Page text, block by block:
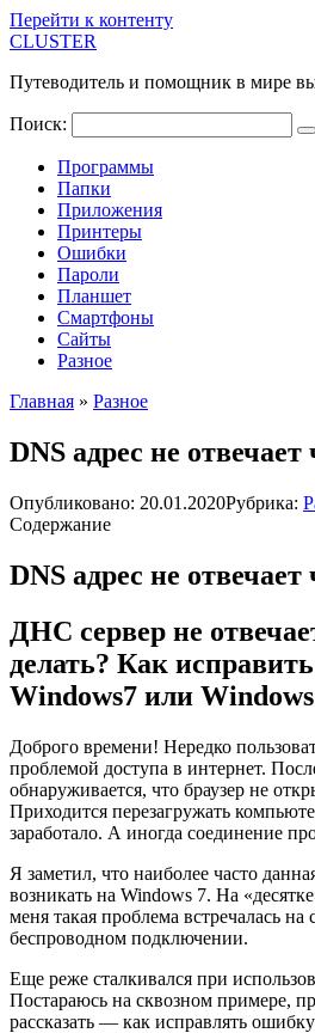
Перейти к контенту
CLUSTER
Путеводитель и помощник в мире
Поиск:
Программы
Папки
Приложения
Принтеры
Ошибки
Пароли
Планшет
Смартфоны
Сайты
Разное
Главная » Разное
DNS адрес не отвечает
Опубликовано: 20.01.2020Рубрика:
Содержание
DNS адрес не отвечает
ДНС сервер не
делать? Как
Windows7 или
Доброго времени! Нередко
проблемой доступа в интернет.
обнаруживается, что браузер не
Приходится перезагружать
заработало. А иногда соединение
Я заметил, что наиболее часто
возникать на Windows 7. На
меня такая проблема встречалась на
беспроводном подключении.
Еще реже сталкивался при
Постараюсь на сквозном примере,
рассказать — как исправлять